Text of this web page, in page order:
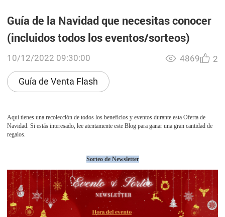
Guía de la Navidad que necesitas conocer
(incluidos todos los eventos/sorteos)
10/12/2022 09:30:00
Guía de Venta Flash
4869 2
Aquí tienes una recolección de todos los beneficios y eventos durante esta Oferta de
Navidad. Si estás interesado, lee atentamente este Blog para ganar una gran cantidad de
regalos.
Sorteo de Newsletter